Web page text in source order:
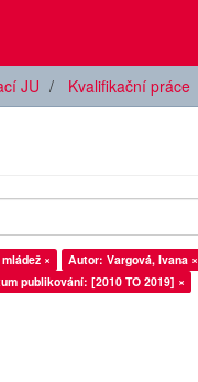
JU Kvalifikační práce
× Autor: Vargová, Ivana ×
publikování: [2010 TO 2019] ×